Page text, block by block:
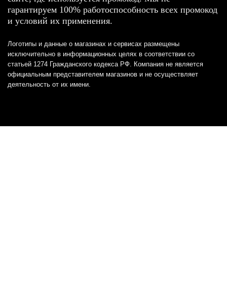
гарантируем 100% работоспособность всех промокод
и условий их применения.
Логотипы и данные о магазинах и сервисах размещены
исключительно в информационных целях в соответствии со
статьей 1274 Гражданского кодекса РФ. Компания не является
официальным представителем магазинов и не осуществляет
деятельность от их имени.